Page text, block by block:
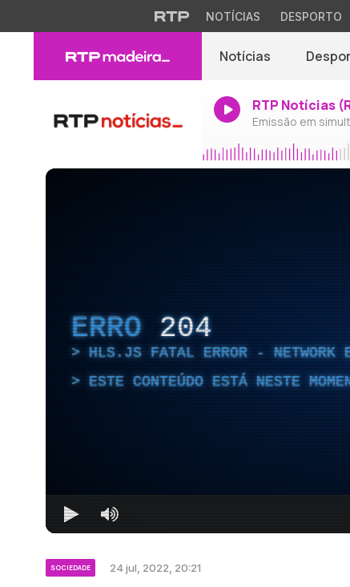
NOTÍCIAS DESPORTO
Notícias
RTP Notícias
Emissão em
ERRO 204
HLS.JS FATAL ERROR - NETWORK
ESTE CONTEÚDO ESTÁ NESTE
SOCIEDADE 24 jul, 2022, 20:21